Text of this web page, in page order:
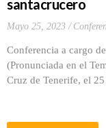
santacrucero
Mayo 25, 2023
Conferencia a cargo
(Pronunciada en el
Cruz de Tenerife, el